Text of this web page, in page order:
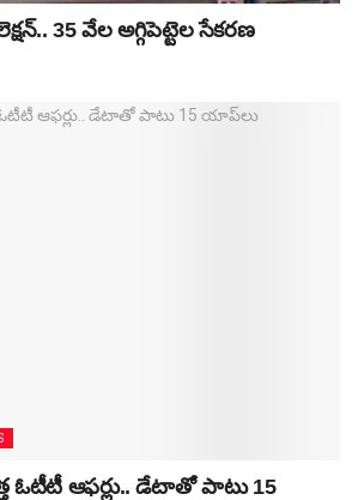
35 వేల అగ్గిపెట్టెల సేకరణ
ఓటీటీ ఆఫర్లు.. డేటాతో పాటు 15